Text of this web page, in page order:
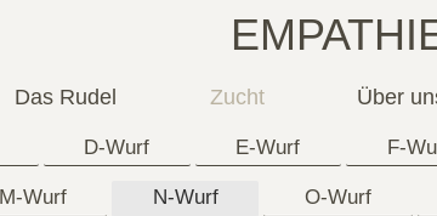
Das Rudel Zucht Über
D-Wurf E-Wurf F-
M-Wurf N-Wurf O-Wurf